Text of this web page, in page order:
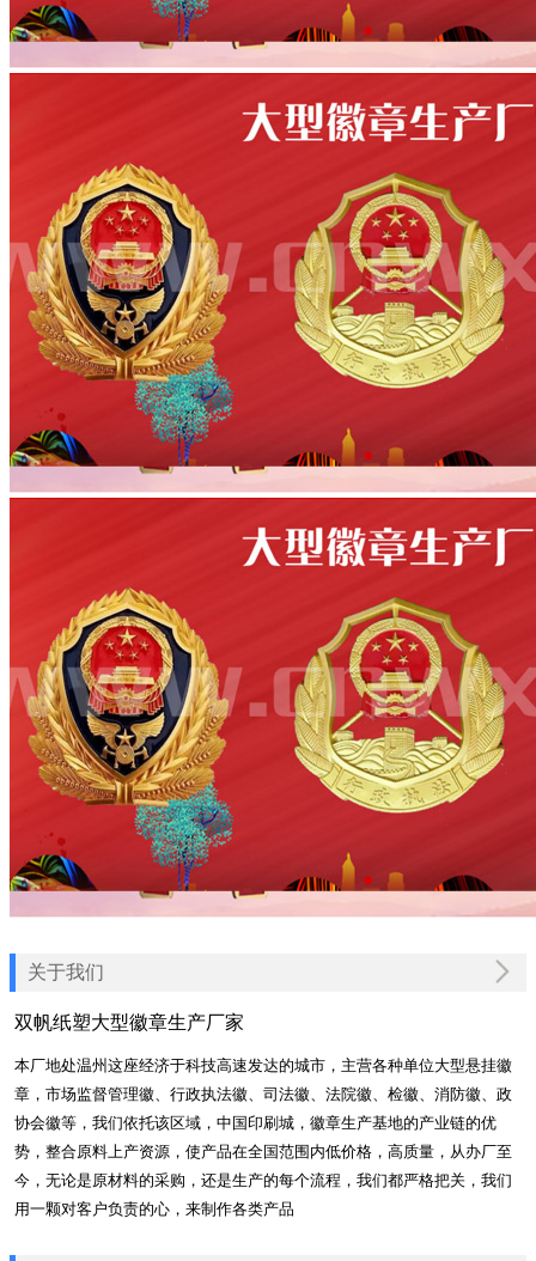
关于我们
双帆纸塑大型徽章生产厂家
本厂地处温州这座经济于科技高速发达的城市，主营各种单位大型悬挂徽
章，市场监督管理徽、行政执法徽、司法徽、法院徽、检徽、消防徽、政
协会徽等，我们依托该区域，中国印刷城，徽章生产基地的产业链的优
势，整合原料上产资源，使产品在全国范围内低价格，高质量，从办厂至
今，无论是原材料的采购，还是生产的每个流程，我们都严格把关，我们
用一颗对客户负责的心，来制作各类产品